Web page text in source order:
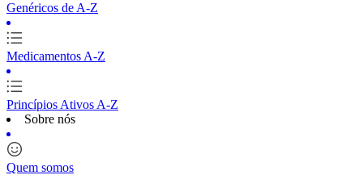
Genéricos de A-Z
Medicamentos A-Z
Princípios Ativos A-Z
Sobre nós
Quem somos